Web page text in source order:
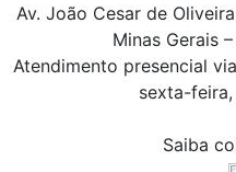
Av. João Cesar de
Minas Gerais
Atendimento presencial via
sexta-
Saiba